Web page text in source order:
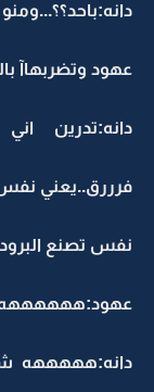
عهود وتضربهاآ
دانه:تدرين
فرررق..يعني
نفس تصنع البرود
عهود:ههههههه
دانه:هههههه